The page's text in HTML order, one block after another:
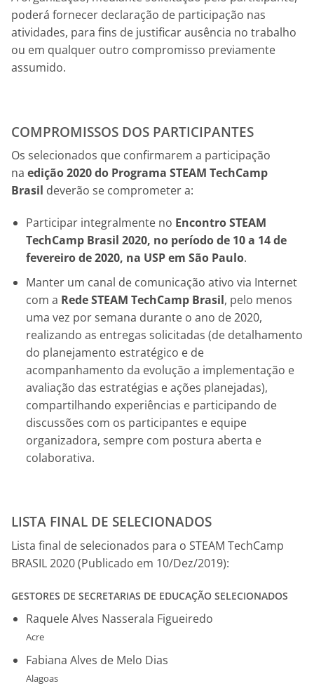
poderá fornecer declaração de participação nas
atividades, para fins de justificar ausência no trabalho
ou em qualquer outro compromisso previamente
assumido.
COMPROMISSOS DOS PARTICIPANTES
Os selecionados que confirmarem a participação
na edição 2020 do Programa STEAM TechCamp
Brasil deverão se comprometer a:
Participar integralmente no Encontro STEAM
TechCamp Brasil 2020, no período de 10 a 14 de
fevereiro de 2020, na USP em São Paulo.
Manter um canal de comunicação ativo via Internet
com a Rede STEAM TechCamp Brasil, pelo menos
uma vez por semana durante o ano de 2020,
realizando as entregas solicitadas (de detalhamento
do planejamento estratégico e de
acompanhamento da evolução a implementação e
avaliação das estratégias e ações planejadas),
compartilhando experiências e participando de
discussões com os participantes e equipe
organizadora, sempre com postura aberta e
colaborativa.
LISTA FINAL DE SELECIONADOS
Lista final de selecionados para o STEAM TechCamp
BRASIL 2020 (Publicado em 10/Dez/2019):
GESTORES DE SECRETARIAS DE EDUCAÇÃO SELECIONADOS
Raquele Alves Nasserala Figueiredo
Acre
Fabiana Alves de Melo Dias
Alagoas